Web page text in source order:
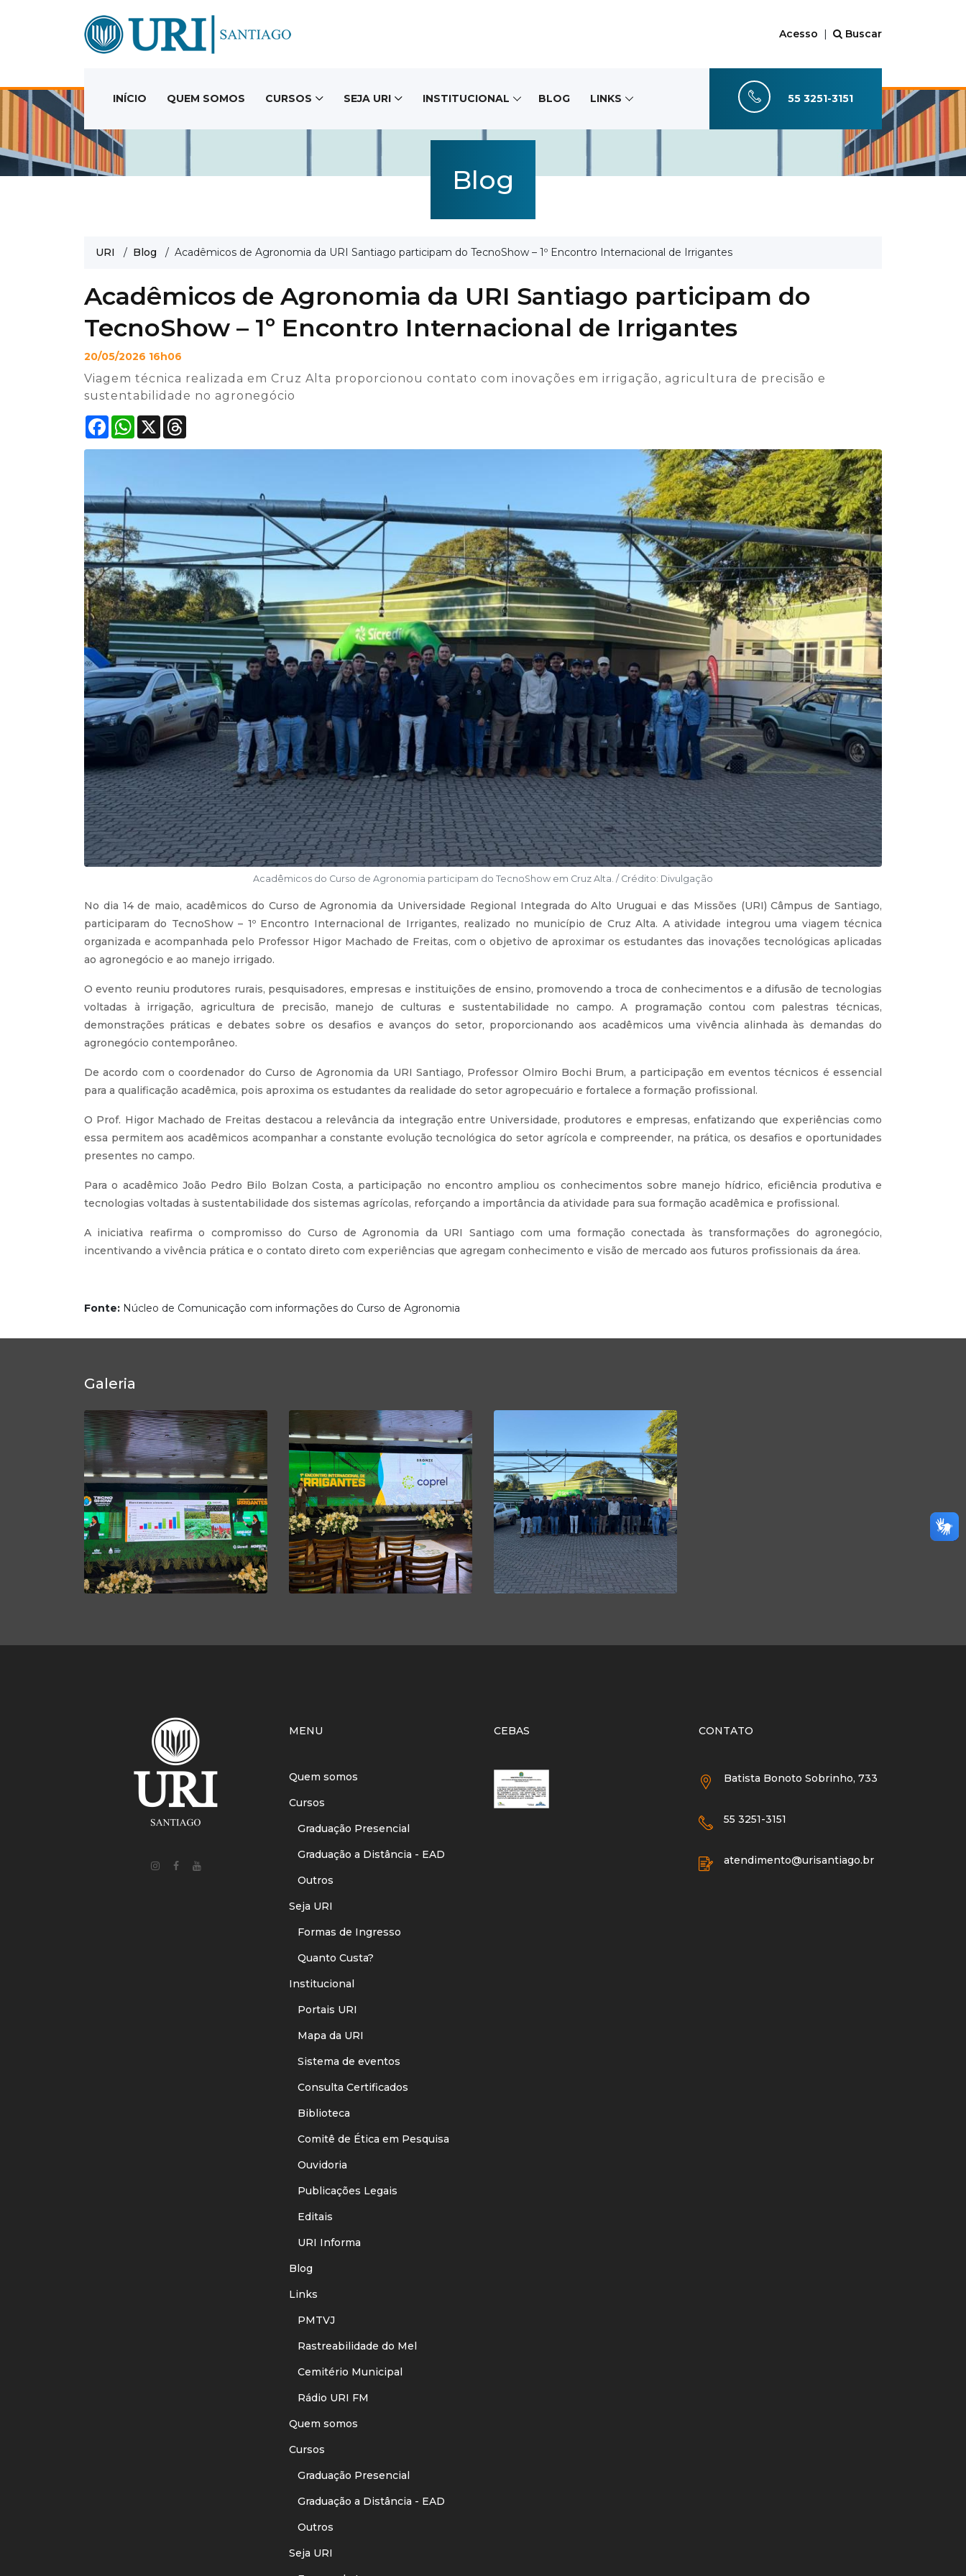
Acesso | Buscar
INÍCIO QUEM SOMOS CURSOS SEJA URI INSTITUCIONAL BLOG LINKS 55 3251-3151
Blog
URI / Blog / Acadêmicos de Agronomia da URI Santiago participam do TecnoShow – 1º Encontro Internacional de Irrigantes
Acadêmicos de Agronomia da URI Santiago participam do
TecnoShow – 1º Encontro Internacional de Irrigantes
20/05/2026 16h06
Viagem técnica realizada em Cruz Alta proporcionou contato com inovações em irrigação, agricultura de precisão e
sustentabilidade no agronegócio
Facebook
WhatsApp
X Threads
Acadêmicos do Curso de Agronomia participam do TecnoShow em Cruz Alta. / Crédito: Divulgação
No dia 14 de maio, acadêmicos do Curso de Agronomia da Universidade Regional Integrada do Alto Uruguai e das Missões (URI) Câmpus de Santiago,
participaram do TecnoShow – 1º Encontro Internacional de Irrigantes, realizado no município de Cruz Alta. A atividade integrou uma viagem técnica
organizada e acompanhada pelo Professor Higor Machado de Freitas, com o objetivo de aproximar os estudantes das inovações tecnológicas aplicadas
ao agronegócio e ao manejo irrigado.
O evento reuniu produtores rurais, pesquisadores, empresas e instituições de ensino, promovendo a troca de conhecimentos e a difusão de tecnologias
voltadas à irrigação, agricultura de precisão, manejo de culturas e sustentabilidade no campo. A programação contou com palestras técnicas,
demonstrações práticas e debates sobre os desafios e avanços do setor, proporcionando aos acadêmicos uma vivência alinhada às demandas do
agronegócio contemporâneo.
De acordo com o coordenador do Curso de Agronomia da URI Santiago, Professor Olmiro Bochi Brum, a participação em eventos técnicos é essencial
para a qualificação acadêmica, pois aproxima os estudantes da realidade do setor agropecuário e fortalece a formação profissional.
O Prof. Higor Machado de Freitas destacou a relevância da integração entre Universidade, produtores e empresas, enfatizando que experiências como
essa permitem aos acadêmicos acompanhar a constante evolução tecnológica do setor agrícola e compreender, na prática, os desafios e oportunidades
presentes no campo.
Para o acadêmico João Pedro Bilo Bolzan Costa, a participação no encontro ampliou os conhecimentos sobre manejo hídrico, eficiência produtiva e
tecnologias voltadas à sustentabilidade dos sistemas agrícolas, reforçando a importância da atividade para sua formação acadêmica e profissional.
A iniciativa reafirma o compromisso do Curso de Agronomia da URI Santiago com uma formação conectada às transformações do agronegócio,
incentivando a vivência prática e o contato direto com experiências que agregam conhecimento e visão de mercado aos futuros profissionais da área.
Fonte: Núcleo de Comunicação com informações do Curso de Agronomia
Galeria
MENU
Quem somos
Cursos
Graduação Presencial
Graduação a Distância - EAD
Outros
Seja URI
Formas de Ingresso
Quanto Custa?
Institucional
Portais URI
Mapa da URI
Sistema de eventos
Consulta Certificados
Biblioteca
Comitê de Ética em Pesquisa
Ouvidoria
Publicações Legais
Editais
URI Informa
Blog
Links
PMTVJ
Rastreabilidade do Mel
Cemitério Municipal
Rádio URI FM
Quem somos
Cursos
Graduação Presencial
Graduação a Distância - EAD
Outros
Seja URI
CEBAS CONTATO
Batista Bonoto Sobrinho, 733
55 3251-3151
atendimento@urisantiago.br